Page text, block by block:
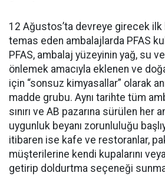
12 Ağustos’ta devreye girecek ilk
temas eden ambalajlarda PFAS
PFAS, ambalaj yüzeyinin yağ, su
önlemek amacıyla eklenen ve
için “sonsuz kimyasallar” olarak
madde grubu. Aynı tarihte tüm
sınırı ve AB pazarına sürülen her
uygunluk beyanı zorunluluğu
itibaren ise kafe ve restoranlar,
müşterilerine kendi kupalarını
getirip doldurtma seçeneği